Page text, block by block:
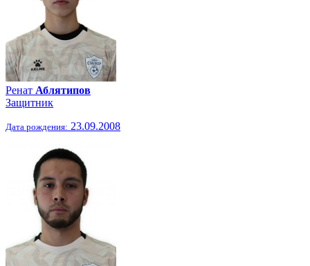
Ренат Аблятипов
Защитник
Дата рождения: 23.09.2008